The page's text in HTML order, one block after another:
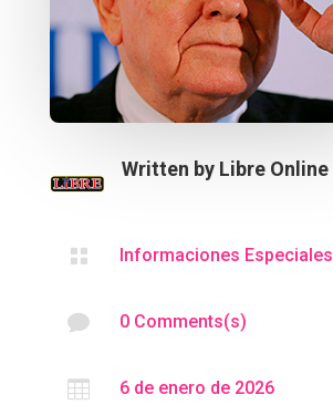
Written by Libre Online
 Informaciones Especiales
 0 Comments(s)
 6 de enero de 2026